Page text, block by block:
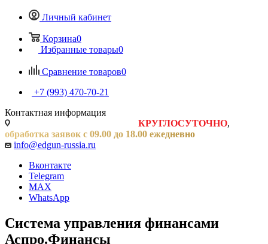
Личный кабинет
Корзина0
Избранные товары0
Сравнение товаров0
+7 (993) 470-70-21
Контактная информация
КРУГЛОСУТОЧНО,
обработка заявок с 09.00 до 18.00 ежедневно
info@edgun-russia.ru
Вконтакте
Telegram
MAX
WhatsApp
Система управления финансами
Аспро.Финансы